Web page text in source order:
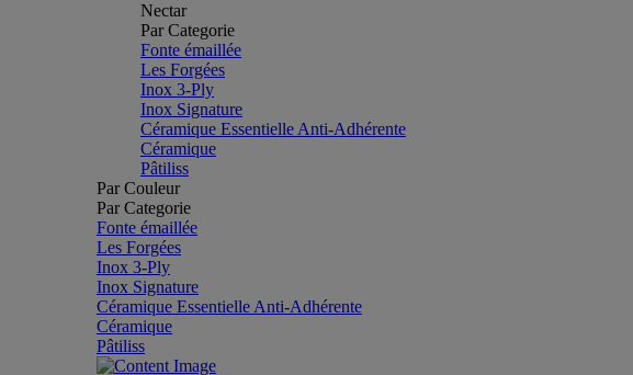
Nectar
Par Categorie
Fonte émaillée
Les Forgées
Inox 3-Ply
Inox Signature
Céramique Essentielle Anti-Adhérente
Céramique
Pâtiliss
Par Couleur
Par Categorie
Fonte émaillée
Les Forgées
Inox 3-Ply
Inox Signature
Céramique Essentielle Anti-Adhérente
Céramique
Pâtiliss